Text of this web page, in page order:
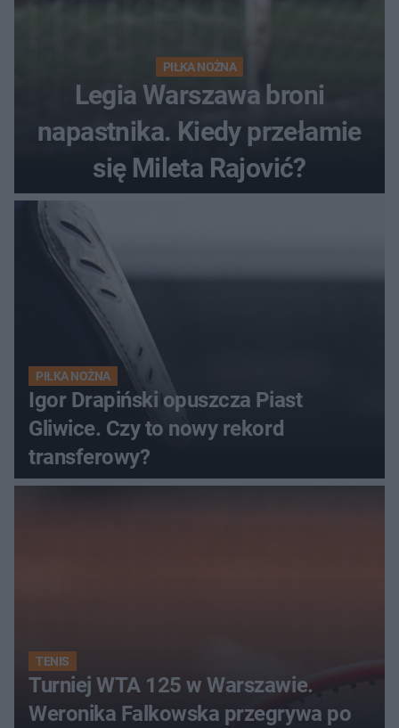
PIŁKA NOŻNA
Legia Warszawa broni
napastnika. Kiedy przełamie
się Mileta Rajović?
PIŁKA NOŻNA
Igor Drapiński opuszcza Piast
Gliwice. Czy to nowy rekord
transferowy?
TENIS
Turniej WTA 125 w Warszawie.
Weronika Falkowska przegrywa po